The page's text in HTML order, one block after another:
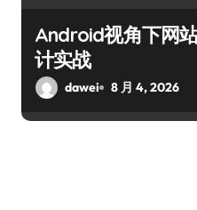
Android视角下网
计实战
dawei 8 月 4, 2026